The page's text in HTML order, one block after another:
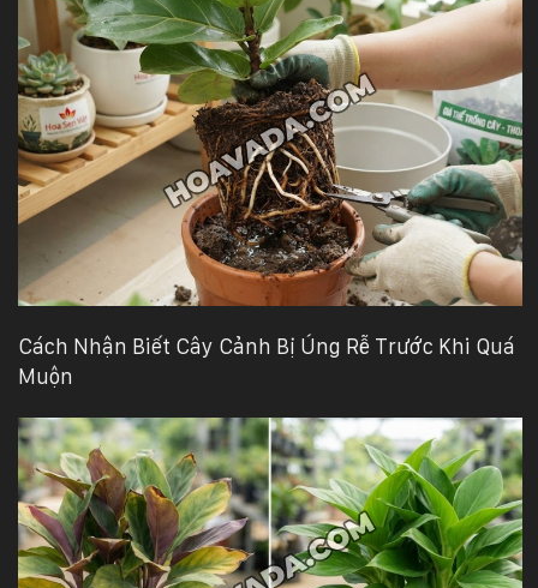
Cách Nhận Biết Cây Cảnh Bị Úng Rễ Trước Khi Quá
Muộn